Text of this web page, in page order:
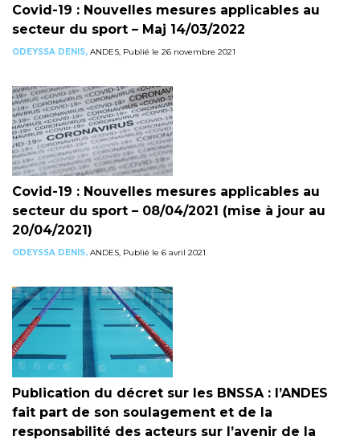
Covid-19 : Nouvelles mesures applicables au
secteur du sport – Maj 14/03/2022
ODEYSSA DENIS, ANDES, Publié le 26 novembre 2021
Covid-19 : Nouvelles mesures applicables au
secteur du sport – 08/04/2021 (mise à jour au
20/04/2021)
ODEYSSA DENIS, ANDES, Publié le 6 avril 2021
Publication du décret sur les BNSSA : l’ANDES
fait part de son soulagement et de la
responsabilité des acteurs sur l’avenir de la